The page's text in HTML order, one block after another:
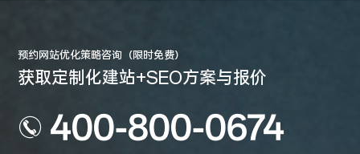
预约网站优化策略咨询（限时免费）
获取定制化建站+SEO方案与报价
400-800-0674